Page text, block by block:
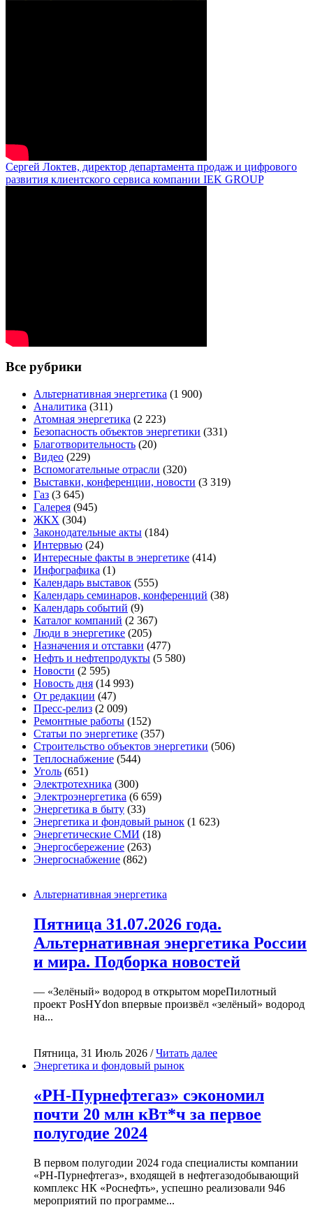
Сергей Локтев, директор департамента продаж и цифрового
развития клиентского сервиса компании IEK GROUP
Все рубрики
Альтернативная энергетика (1 900)
Аналитика (311)
Атомная энергетика (2 223)
Безопасность объектов энергетики (331)
Благотворительность (20)
Видео (229)
Вспомогательные отрасли (320)
Выставки, конференции, новости (3 319)
Газ (3 645)
Галерея (945)
ЖКХ (304)
Законодательные акты (184)
Интервью (24)
Интересные факты в энергетике (414)
Инфографика (1)
Календарь выставок (555)
Календарь семинаров, конференций (38)
Календарь событий (9)
Каталог компаний (2 367)
Люди в энергетике (205)
Назначения и отставки (477)
Нефть и нефтепродукты (5 580)
Новости (2 595)
Новость дня (14 993)
От редакции (47)
Пресс-релиз (2 009)
Ремонтные работы (152)
Статьи по энергетике (357)
Строительство объектов энергетики (506)
Теплоснабжение (544)
Уголь (651)
Электротехника (300)
Электроэнергетика (6 659)
Энергетика в быту (33)
Энергетика и фондовый рынок (1 623)
Энергетические СМИ (18)
Энергосбережение (263)
Энергоснабжение (862)
Альтернативная энергетика
Пятница 31.07.2026 года.
Альтернативная энергетика России
и мира. Подборка новостей
— «Зелёный» водород в открытом мореПилотный
проект PosHYdon впервые произвёл «зелёный» водород
на...
Пятница, 31 Июль 2026 /Читать далее
Энергетика и фондовый рынок
«РН-Пурнефтегаз» сэкономил
почти 20 млн кВт*ч за первое
полугодие 2024
В первом полугодии 2024 года специалисты компании
«РН-Пурнефтегаз», входящей в нефтегазодобывающий
комплекс НК «Роснефть», успешно реализовали 946
мероприятий по программе...